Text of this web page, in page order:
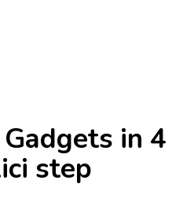
in 4
step